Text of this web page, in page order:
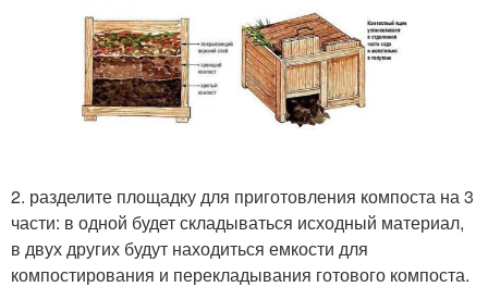
2. разделите площадку для приготовления компоста на 3
части: в одной будет складываться исходный материал,
в двух других будут находиться емкости для
компостирования и перекладывания готового компоста.